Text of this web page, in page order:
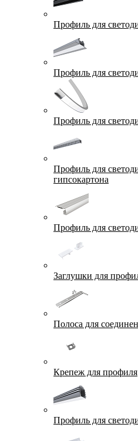
Профиль для
Профиль для
Профиль для
Профиль для
гипсокартона
Профиль для
Заглушки для
Полоса для
Крепеж для профиля
Профиль для